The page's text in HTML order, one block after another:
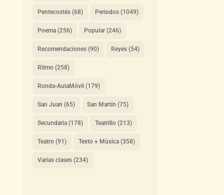
Pentecostés(68) Periodos(1049)
Poema(256) Popular(246)
Recomendaciones(90) Reyes(54)
Ritmo(258)
Ronda-AulaMóvil (179)
San Juan (65) San Martín (75)
Secundaria(178) Teatrillo(213)
Teatro(91) Texto + Música(358)
Varias clases(234)